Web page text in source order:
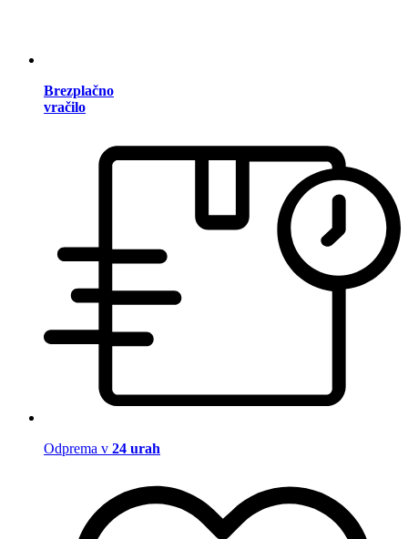
Brezplačno
vračilo
Odprema v 24 urah